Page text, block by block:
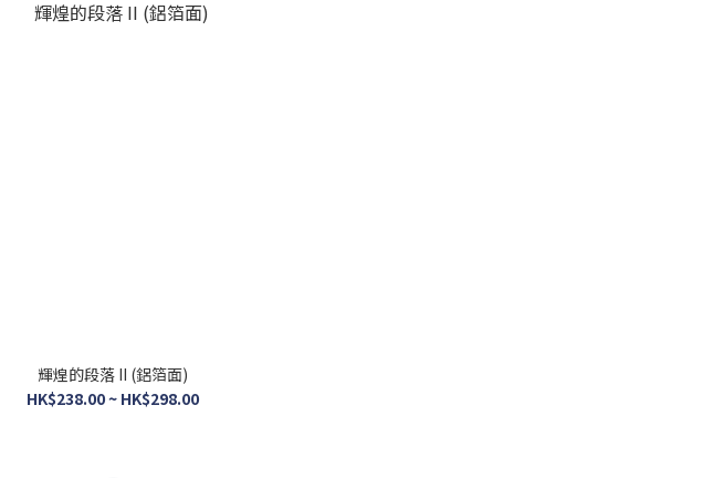
輝煌的段落 II (鋁箔面)
HK$238.00 ~ HK$298.00